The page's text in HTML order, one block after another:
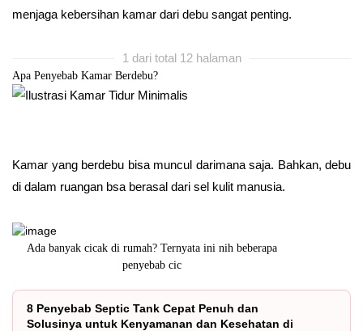
menjaga kebersihan kamar dari debu sangat penting.
1 dari total 12 halaman
Apa Penyebab Kamar Berdebu?
Kamar yang berdebu bisa muncul darimana saja. Bahkan, debu
di dalam ruangan bsa berasal dari sel kulit manusia.
Ada banyak cicak di rumah? Ternyata ini nih beberapa
penyebab cic
8 Penyebab Septic Tank Cepat Penuh dan
Solusinya untuk Kenyamanan dan Kesehatan di